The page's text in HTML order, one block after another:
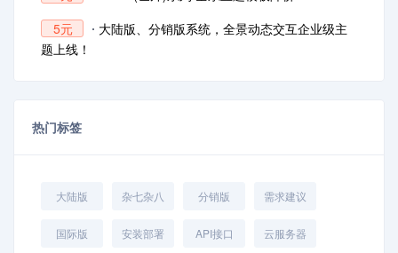
5元
大陆版、分销版系统，全景动态交互企业级主
题上线！
热门标签
大陆版 杂七杂八 分销版 需求建议
国际版 安装部署 API接口 云服务器